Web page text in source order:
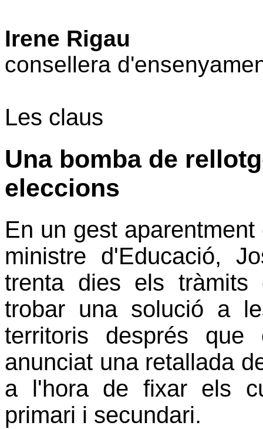
Irene Rigau
consellera
Les claus
Una bomba de
eleccions
En un gest
ministre d'Educació,
trenta dies els
trobar una solució a
territoris després que
anunciat una retallada
a l'hora de fixar els
primari i secundari.